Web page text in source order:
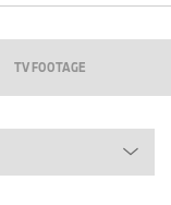
TV FOOTAGE